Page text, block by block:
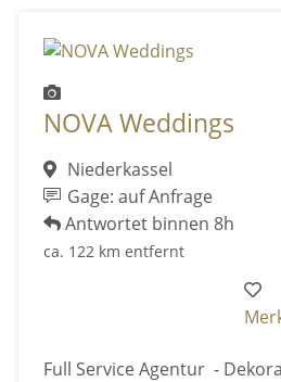
NOVA Weddings
Niederkassel
Gage: auf Anfrage
Antwortet binnen 8h
ca. 122 km entfernt
Full Service Agentur -